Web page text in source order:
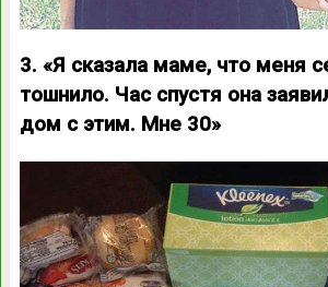
3. «Я сказала маме, что меня
тошнило. Час спустя она
дом с этим. Мне 30»